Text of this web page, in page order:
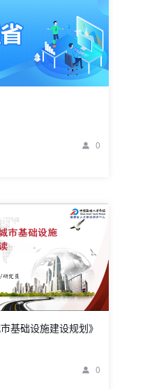

0
基础设施建设规划》
所综合室主任/研究员

0